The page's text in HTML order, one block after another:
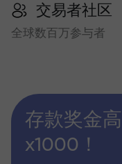
交易者社区
全球数百万参与者
存款奖金
x1000！